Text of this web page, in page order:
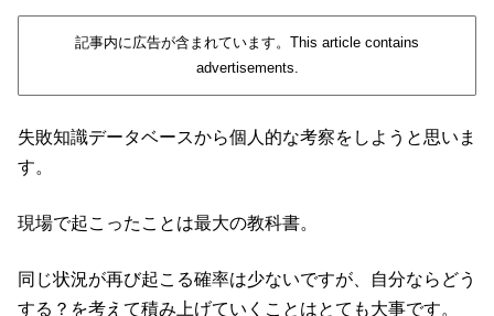
記事内に広告が含まれています。This article contains
advertisements.
失敗知識データベースから個人的な考察をしようと思いま
す。
現場で起こったことは最大の教科書。
同じ状況が再び起こる確率は少ないですが、自分ならどう
する？を考えて積み上げていくことはとても大事です。